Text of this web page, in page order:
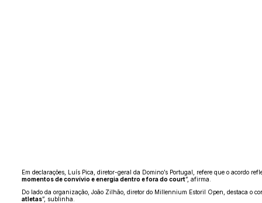
Em declarações, Luís Pica, diretor-geral da Domino’s Portugal, refere que o acordo
momentos de convívio e energia dentro e fora do court”, afirma.
Do lado da organização, João Zilhão, diretor do Millennium Estoril Open, destaca o
atletas”, sublinha.